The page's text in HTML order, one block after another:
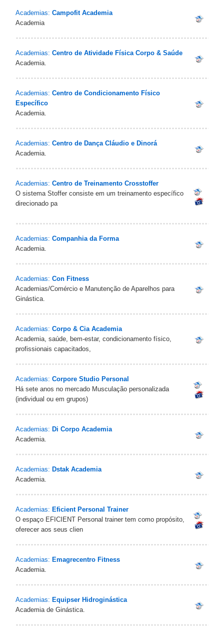
Academias: Campofit Academia
Academia
Academias: Centro de Atividade Física Corpo & Saúde
Academia.
Academias: Centro de Condicionamento Físico
Específico
Academia.
Academias: Centro de Dança Cláudio e Dinorá
Academia.
Academias: Centro de Treinamento Crosstoffer
O sistema Stoffer consiste em um treinamento específico
direcionado pa
Academias: Companhia da Forma
Academia.
Academias: Con Fitness
Academias/Comércio e Manutenção de Aparelhos para
Ginástica.
Academias: Corpo & Cia Academia
Academia, saúde, bem-estar, condicionamento físico,
profissionais capacitados,
Academias: Corpore Studio Personal
Há sete anos no mercado Musculação personalizada
(individual ou em grupos)
Academias: Di Corpo Academia
Academia.
Academias: Dstak Academia
Academia.
Academias: Eficient Personal Trainer
O espaço EFICIENT Personal trainer tem como propósito,
oferecer aos seus clien
Academias: Emagrecentro Fitness
Academia.
Academias: Equipser Hidroginástica
Academia de Ginástica.